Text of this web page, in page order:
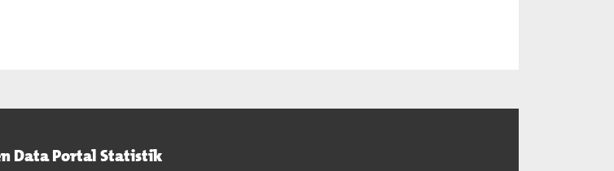
Data Portal Statistik